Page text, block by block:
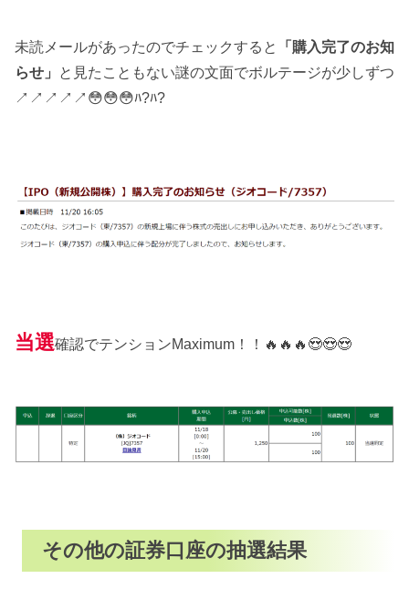
未読メールがあったのでチェックすると
「購入完了のお知
らせ」
と見たこともない謎の文面でボルテージが少しずつ
↗↗↗↗↗😳😳😳ﾊ?ﾊ?
当選確認でテンションMaximum！！🔥🔥🔥😍😍😍
その他の証券口座の抽選結果